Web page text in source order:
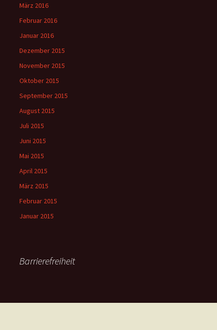
März 2016
Februar 2016
Januar 2016
Dezember 2015
November 2015
Oktober 2015
September 2015
August 2015
Juli 2015
Juni 2015
Mai 2015
April 2015
März 2015
Februar 2015
Januar 2015
Barrierefreiheit